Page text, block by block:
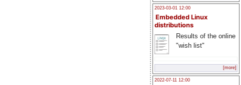
2023-03-01 12:00
Embedded Linux
distributions
Results of the online
"wish list"
[more]
2022-07-11 12:00